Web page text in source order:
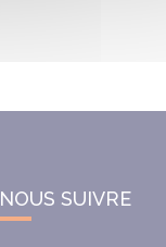
NOUS SUIVRE